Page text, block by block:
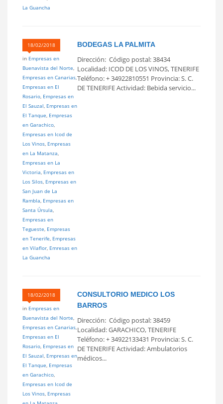
La Guancha
18/02/2018
in Empresas en
Buenavista del Norte,
Empresas en Canarias,
Empresas en El
Rosario, Empresas en
El Sauzal, Empresas en
El Tanque, Empresas
en Garachico,
Empresas en Icod de
Los Vinos, Empresas
en La Matanza,
Empresas en La
Victoria, Empresas en
Los Silos, Empresas en
San Juan de La
Rambla, Empresas en
Santa Úrsula,
Empresas en
Tegueste, Empresas
en Tenerife, Empresas
en Vilaflor, Emresas en
La Guancha
BODEGAS LA PALMITA
Dirección: Código postal: 38434
Localidad: ICOD DE LOS VINOS, TENERIFE
Teléfono: + 34922810551 Provincia: S. C.
DE TENERIFE Actividad: Bebida servicio...
18/02/2018
in Empresas en
Buenavista del Norte,
Empresas en Canarias,
Empresas en El
Rosario, Empresas en
El Sauzal, Empresas en
El Tanque, Empresas
en Garachico,
Empresas en Icod de
Los Vinos, Empresas
CONSULTORIO MEDICO LOS
BARROS
Dirección: Código postal: 38459
Localidad: GARACHICO, TENERIFE
Teléfono: + 34922133431 Provincia: S. C.
DE TENERIFE Actividad: Ambulatorios
médicos...